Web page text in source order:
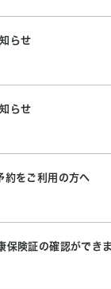
らせ
らせ
約をご利用の方へ
保険証の確認ができ